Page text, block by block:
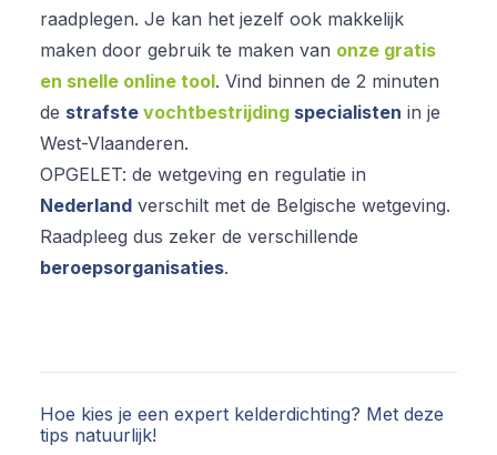
raadplegen. Je kan het jezelf ook makkelijk
maken door gebruik te maken van onze gratis
en snelle online tool. Vind binnen de 2 minuten
de strafste vochtbestrijding specialisten in je
West-Vlaanderen.
OPGELET: de wetgeving en regulatie in
Nederland verschilt met de Belgische wetgeving.
Raadpleeg dus zeker de verschillende
beroepsorganisaties.
Hoe kies je een expert kelderdichting? Met deze
tips natuurlijk!